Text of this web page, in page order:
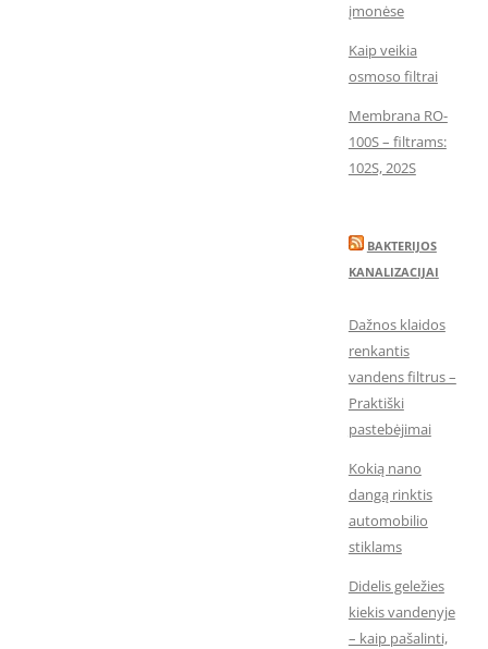
įmonėse
Kaip veikia
osmoso filtrai
Membrana RO-
100S – filtrams:
102S, 202S
BAKTERIJOS
KANALIZACIJAI
Dažnos klaidos
renkantis
vandens filtrus –
Praktiški
pastebėjimai
Kokią nano
dangą rinktis
automobilio
stiklams
Didelis geležies
kiekis vandenyje
– kaip pašalinti,